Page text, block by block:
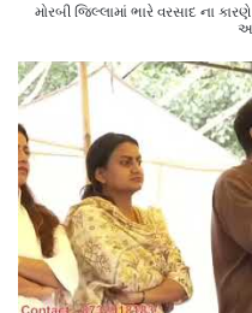
મોરબી જિલ્લામાં ભારે વરસાદ ના